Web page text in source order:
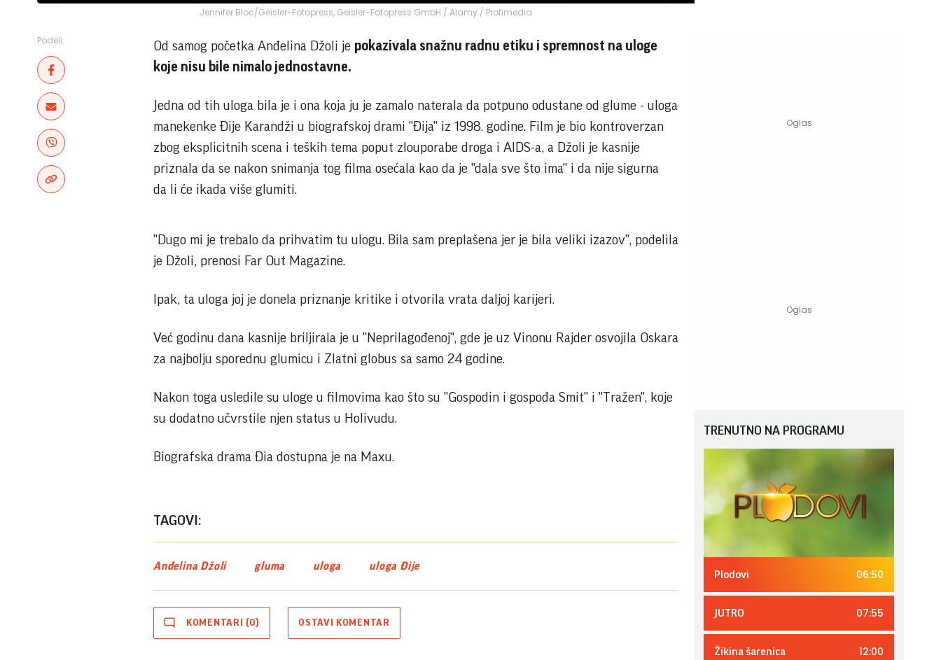
Jennifer Bloc/Geisler-Fotopress, Geisler-Fotopress GmbH / Alamy / Profimedia
Podeli: Od samog početka Anđelina Džoli je pokazivala snažnu radnu etiku i spremnost na uloge
koje nisu bile nimalo jednostavne.
Jedna od tih uloga bila je i ona koja ju je zamalo naterala da potpuno odustane od glume - uloga
manekenke Đije Karandži u biografskoj drami "Đija" iz 1998. godine. Film je bio kontroverzan
zbog eksplicitnih scena i teških tema poput zlouporabe droga i AIDS-a, a Džoli je kasnije
priznala da se nakon snimanja tog filma osećala kao da je "dala sve što ima" i da nije sigurna
da li će ikada više glumiti.
"Dugo mi je trebalo da prihvatim tu ulogu. Bila sam preplašena jer je bila veliki izazov", podelila
je Džoli, prenosi Far Out Magazine.
Ipak, ta uloga joj je donela priznanje kritike i otvorila vrata daljoj karijeri.
Već godinu dana kasnije briljirala je u "Neprilagođenoj", gde je uz Vinonu Rajder osvojila Oskara
za najbolju sporednu glumicu i Zlatni globus sa samo 24 godine.
Nakon toga usledile su uloge u filmovima kao što su "Gospodin i gospođa Smit" i "Tražen", koje
su dodatno učvrstile njen status u Holivudu.
Biografska drama Đia dostupna je na Maxu.
TAGOVI:
Anđelina Džoli gluma uloga uloga Đije
KOMENTARI (0) OSTAVI KOMENTAR
TRENUTNO NA PROGRAMU
Plodovi 06:50
JUTRO 07:55
Žikina šarenica 12:00